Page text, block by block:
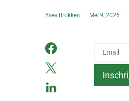
Yves Brokken Mei 9, 2026